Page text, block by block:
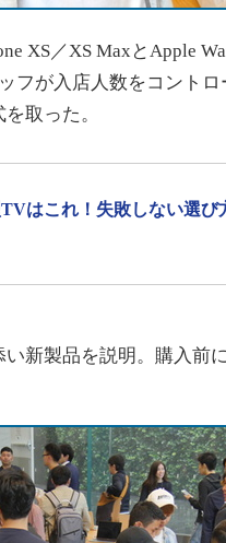
XS／XS MaxとApple
フが入店人数をコント
取った。
はこれ！失敗しない選び
新製品を説明。購入前